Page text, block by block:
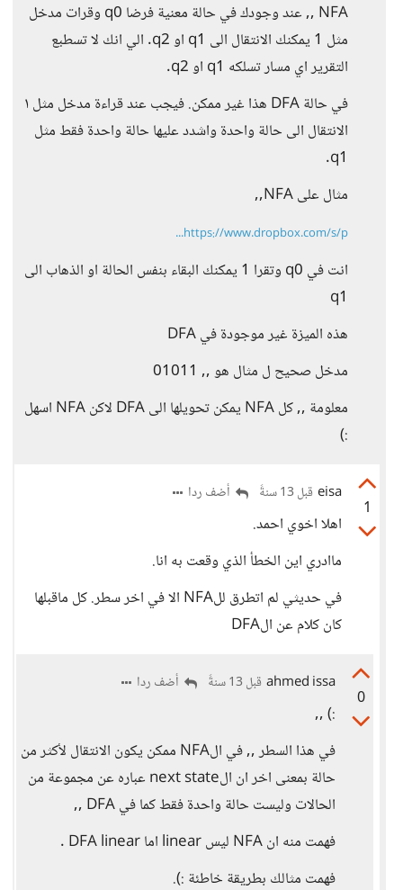
NFA ,, عند وجودك في حالة معنية فرضا q0 وقرات مدخل
مثل 1 يمكنك الانتقال الى q1 او q2. الي انك لا تسطبع
التقرير اي مسار تسلكه q1 او q2.
في حالة DFA هذا غير ممكن. فيجب عند قراءة مدخل مثل ١
الانتقال الى حالة واحدة واشدد عليها حالة واحدة فقط مثل
q1.
مثال على NFA,,
https://www.dropbox.com/s/p...
انت في q0 وتقرا 1 يمكنك البقاء بنفس الحالة او الذهاب الى
q1
هذه الميزة غير موجودة في DFA
مدخل صحيح ل مثال هو ,, 01011
معلومة ,, كل NFA يمكن تحويلها الى DFA لاكن NFA اسهل
:)
1
eisa قبل 13 سنةً أضف ردا
اهلا اخوي احمد.
ماادري اين الخطأ الذي وقعت به انا.
في حديثي لم اتطرق للNFA الا في اخر سطر. كل ماقبلها
كان كلام عن الDFA
0
ahmed issa قبل 13 سنةً أضف ردا
:) ,,
في هذا السطر ,, في الNFA ممكن يكون الانتقال لأكثر من
حالة بمعنى اخر ان الnext state عباره عن مجموعة من
الحالات وليست حالة واحدة فقط كما في DFA ,,
فهمت منه ان NFA ليس linear اما DFA linear .
فهمت مثالك بطريقة خاطئة :).